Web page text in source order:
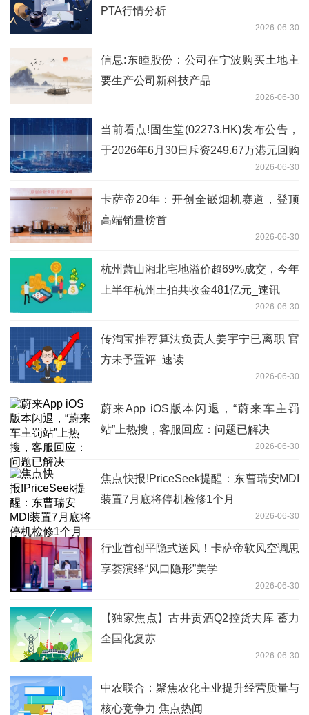
PTA行情分析
2026-06-30
信息:东睦股份：公司在宁波购买土地主
要生产公司新科技产品
2026-06-30
当前看点!固生堂(02273.HK)发布公告，
于2026年6月30日斥资249.67万港元回购
2026-06-30
卡萨帝20年：开创全嵌烟机赛道，登顶
高端销量榜首
2026-06-30
杭州萧山湘北宅地溢价超69%成交，今年
上半年杭州土拍共收金481亿元_速讯
2026-06-30
传淘宝推荐算法负责人姜宇宁已离职 官
方未予置评_速读
2026-06-30
蔚来App iOS版本闪退，“蔚来车主罚
站”上热搜，客服回应：问题已解决
2026-06-30
焦点快报!PriceSeek提醒：东曹瑞安MDI
装置7月底将停机检修1个月
2026-06-30
行业首创平隐式送风！卡萨帝软风空调思
享荟演绎“风口隐形”美学
2026-06-30
【独家焦点】古井贡酒Q2控货去库 蓄力
全国化复苏
2026-06-30
中农联合：聚焦农化主业提升经营质量与
核心竞争力 焦点热闻